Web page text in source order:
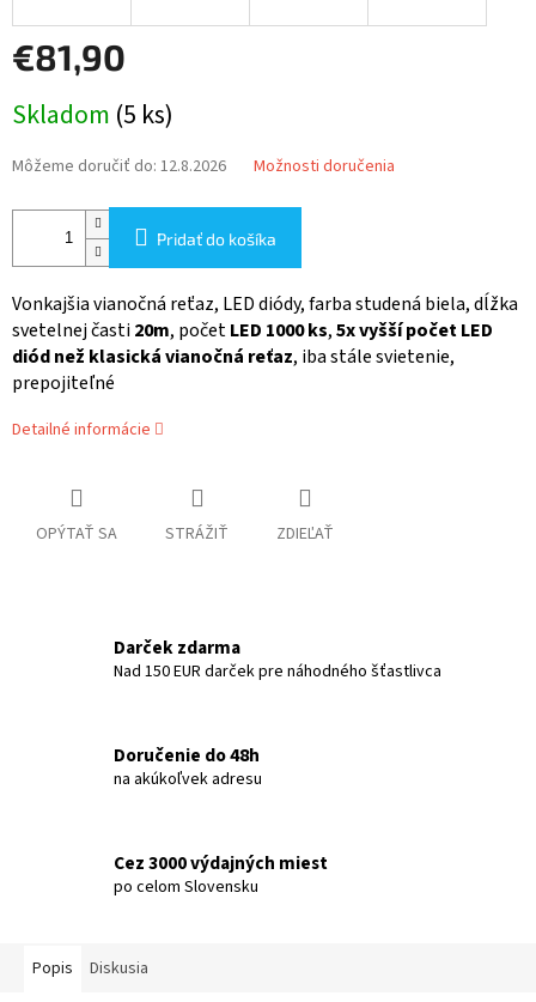
€81,90
cena:
Skladom (5 ks)
Môžeme doručiť do: 12.8.2026 Možnosti doručenia
Pridať do košíka
Vonkajšia vianočná reťaz, LED diódy, farba studená biela, dĺžka
svetelnej časti20m, početLED 1000 ks,5x vyšší počet LED
diód než klasická vianočná reťaz, iba stále svietenie,
prepojiteľné
Detailné informácie
OPÝTAŤ SA STRÁŽIŤ ZDIEĽAŤ
Darček zdarma
Nad 150 EUR darček pre náhodného šťastlivca
Doručenie do 48h
na akúkoľvek adresu
Cez 3000 výdajných miest
po celom Slovensku
Popis Diskusia